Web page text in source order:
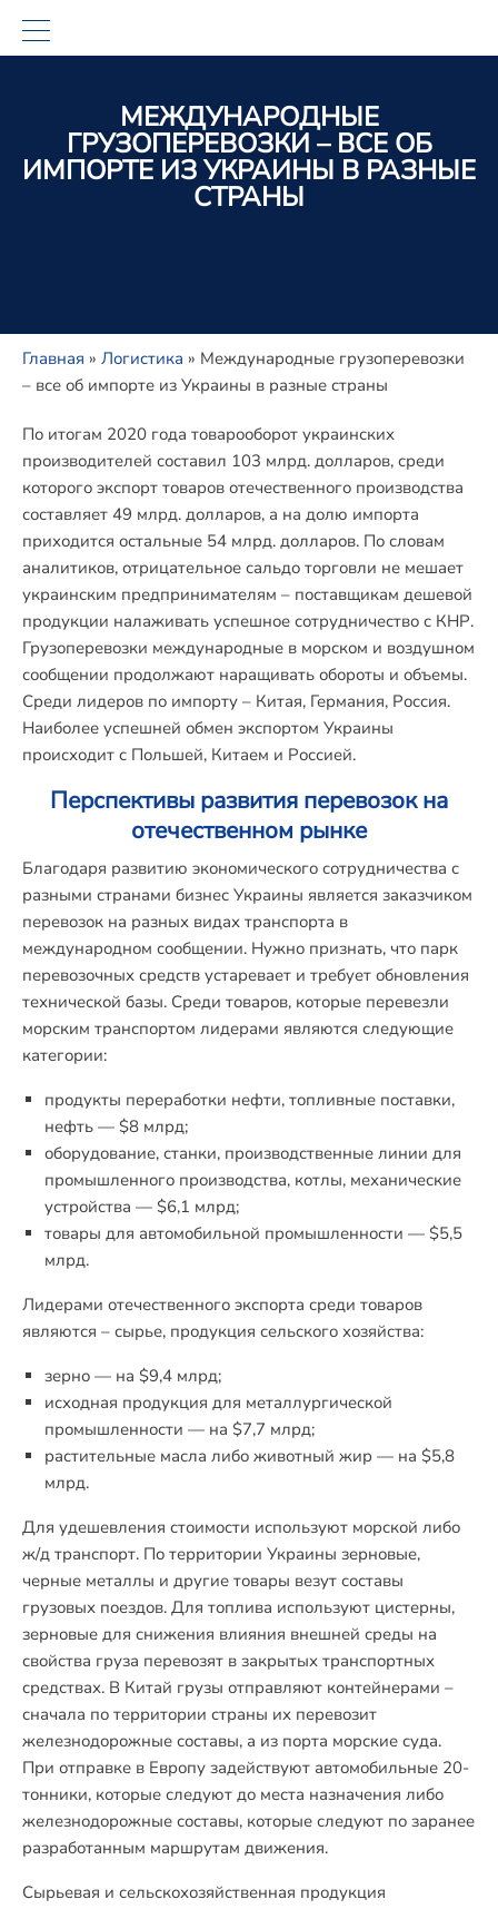
МЕЖДУНАРОДНЫЕ
ГРУЗОПЕРЕВОЗКИ – ВСЕ ОБ
ИМПОРТЕ ИЗ УКРАИНЫ В РАЗНЫЕ
СТРАНЫ
Главная » Логистика » Международные грузоперевозки
– все об импорте из Украины в разные страны
По итогам 2020 года товарооборот украинских
производителей составил 103 млрд. долларов, среди
которого экспорт товаров отечественного производства
составляет 49 млрд. долларов, а на долю импорта
приходится остальные 54 млрд. долларов. По словам
аналитиков, отрицательное сальдо торговли не мешает
украинским предпринимателям – поставщикам дешевой
продукции налаживать успешное сотрудничество с КНР.
Грузоперевозки международные в морском и воздушном
сообщении продолжают наращивать обороты и объемы.
Среди лидеров по импорту – Китая, Германия, Россия.
Наиболее успешней обмен экспортом Украины
происходит с Польшей, Китаем и Россией.
Перспективы развития перевозок на
отечественном рынке
Благодаря развитию экономического сотрудничества с
разными странами бизнес Украины является заказчиком
перевозок на разных видах транспорта в
международном сообщении. Нужно признать, что парк
перевозочных средств устаревает и требует обновления
технической базы. Среди товаров, которые перевезли
морским транспортом лидерами являются следующие
категории:
продукты переработки нефти, топливные поставки,
нефть — $8 млрд;
оборудование, станки, производственные линии для
промышленного производства, котлы, механические
устройства — $6,1 млрд;
товары для автомобильной промышленности — $5,5
млрд.
Лидерами отечественного экспорта среди товаров
являются – сырье, продукция сельского хозяйства:
зерно — на $9,4 млрд;
исходная продукция для металлургической
промышленности — на $7,7 млрд;
растительные масла либо животный жир — на $5,8
млрд.
Для удешевления стоимости используют морской либо
ж/д транспорт. По территории Украины зерновые,
черные металлы и другие товары везут составы
грузовых поездов. Для топлива используют цистерны,
зерновые для снижения влияния внешней среды на
свойства груза перевозят в закрытых транспортных
средствах. В Китай грузы отправляют контейнерами –
сначала по территории страны их перевозит
железнодорожные составы, а из порта морские суда.
При отправке в Европу задействуют автомобильные 20-
тонники, которые следуют до места назначения либо
железнодорожные составы, которые следуют по заранее
разработанным маршрутам движения.
Сырьевая и сельскохозяйственная продукция